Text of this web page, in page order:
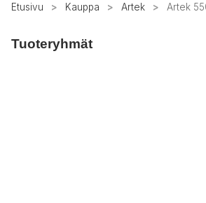
Etusivu > Kauppa > Artek > Artek
Tuoteryhmät